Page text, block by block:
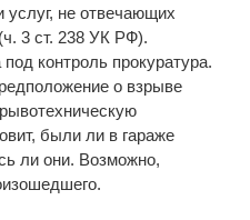
услуг, не отвечающих
(ч. 3 ст. 238 УК РФ).
контроль прокуратура.
о взрыве
были ли в гараже
ли они. Возможно,